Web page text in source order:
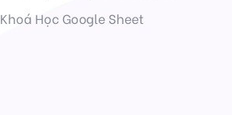
Khoá Học Google Sheet